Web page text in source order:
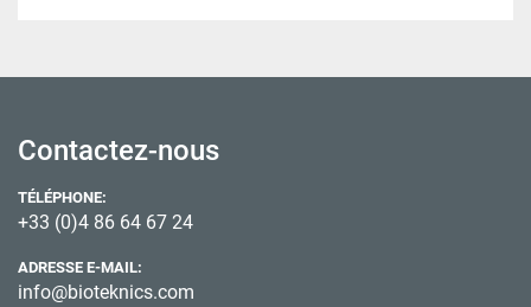
Contactez-nous
TÉLÉPHONE:
+33 (0)4 86 64 67 24
ADRESSE E-MAIL:
info@bioteknics.com